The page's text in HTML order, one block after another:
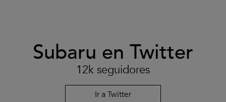
Subaru en Twitter
12k seguidores
Ir a Twitter